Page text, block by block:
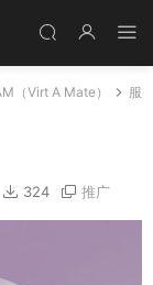
（Virt A Mate）
服
324 推广